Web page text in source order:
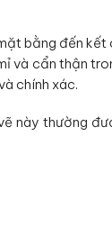
bằng đến
và cẩn thận
chính xác.
này thường